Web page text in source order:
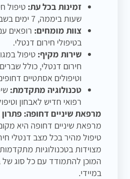
זמינות בכל עת:
שעות ביממה, 7 ימים בשבוע.
צוות מומחים: רופאים
בטיפולי חירום דנטלי.
שירות מקיף: טיפול
חירום דנטלי, כולל
וטיפולים אסתטיים
טכנולוגיה מתקדמת:
רפואי חדיש לאבחון
מרפאת שיניים דחופה: פתרון
מרפאת שיניים דחופה היא
טיפול מהיר בכל מצב דנטלי
מצוידות בטכנולוגיות
המוכן להתמודד עם כל סוג
במיידי.